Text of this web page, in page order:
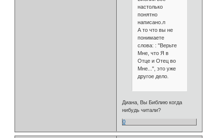
настолько
понятно
написано.л
А то что вы не
понимаете
слова: : "Верьте
Мне, что Я в
Отце и Отец во
Мне...", это уже
другое дело.
Диана, Вы Библию когда
нибудь читали?
0